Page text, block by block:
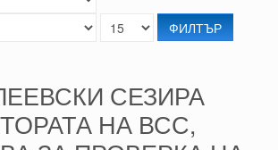
ФИЛТЪР
СЕЗИРА
НА ВСС,